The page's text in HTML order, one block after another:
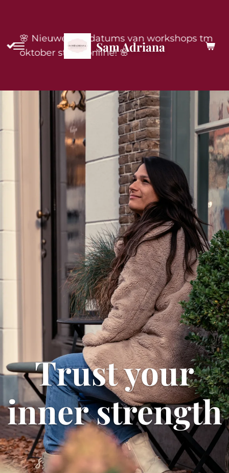
naar
Sam Adriana
🌸 Nieuwe live-datums van workshops tm
oktober staan online! 🌸
Trust your
inner strength